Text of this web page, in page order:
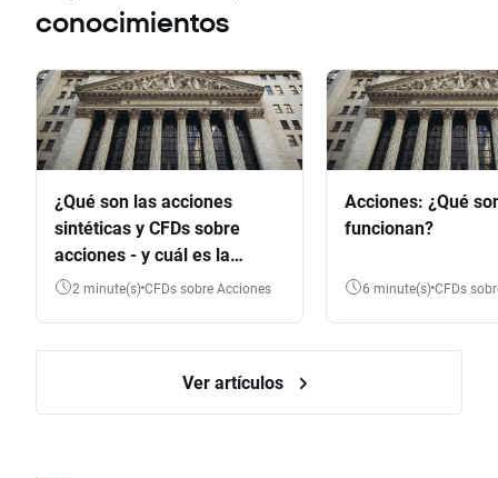
conocimientos
¿Qué son las acciones
sintéticas y CFDs sobre
acciones - y cuál es la
diferencia?
2 minute(s) CFDs sobre Acciones
Acciones: ¿Qué
funcionan?
6 minute(s) CFDs
Ver artículos